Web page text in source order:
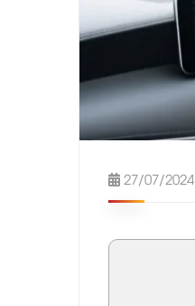
27/07/2024